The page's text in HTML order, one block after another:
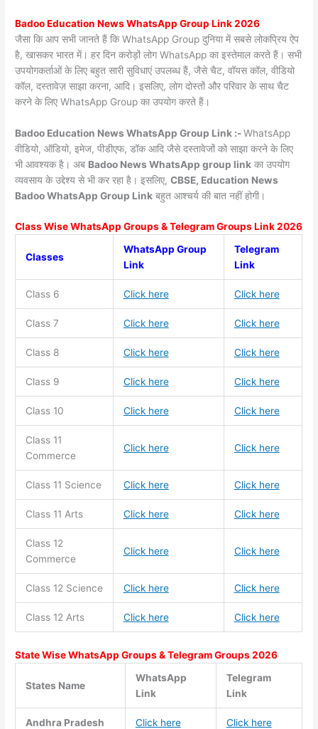
BadooEducation News WhatsApp Group Link 2026
जैसा कि आप सभी जानते हैं कि WhatsApp Group दुनिया में सबसे लोकप्रिय ऐप
है, खासकर भारत में। हर दिन करोड़ों लोग WhatsApp का इस्तेमाल करते हैं। सभी
उपयोगकर्ताओं के लिए बहुत सारी सुविधाएं उपलब्ध हैं, जैसे चैट, वॉयस कॉल, वीडियो
कॉल, दस्तावेज़ साझा करना, आदि। इसलिए, लोग दोस्तों और परिवार के साथ चैट
करने के लिए WhatsApp Group का उपयोग करते हैं।
Badoo Education News WhatsApp Group Link :-WhatsApp
वीडियो, ऑडियो, इमेज, पीडीएफ, डॉक आदि जैसे दस्तावेजों को साझा करने के लिए
भी आवश्यक है। अब Badoo NewsWhatsApp group link का उपयोग
व्यवसाय के उद्देश्य से भी कर रहा है। इसलिए,CBSE, Education News
Badoo WhatsApp Group Link बहुत आश्चर्य की बात नहीं होगी।
Class Wise WhatsApp Groups & Telegram Groups Link 2026
Classes
WhatsApp Group
Link
Telegram
Link
Class 6 Click here Click here
Class 7 Click here Click here
Class 8 Click here Click here
Class 9 Click here Click here
Class 10 Click here Click here
Class 11
Commerce
Click here Click here
Class 11 Science Click here Click here
Class 11 Arts Click here Click here
Class 12
Commerce
Click here Click here
Class 12 Science Click here Click here
Class 12 Arts Click here Click here
State Wise WhatsApp Groups & Telegram Groups 2026
States Name
WhatsApp
Link
Telegram
Link
Andhra Pradesh Click here Click here